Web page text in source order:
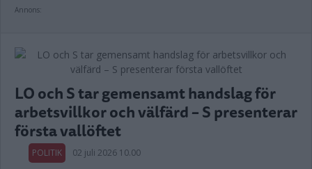
Annons:
LO och S tar gemensamt handslag för
arbetsvillkor och välfärd – S presenterar
första vallöftet
POLITIK 02 juli 2026 10.00